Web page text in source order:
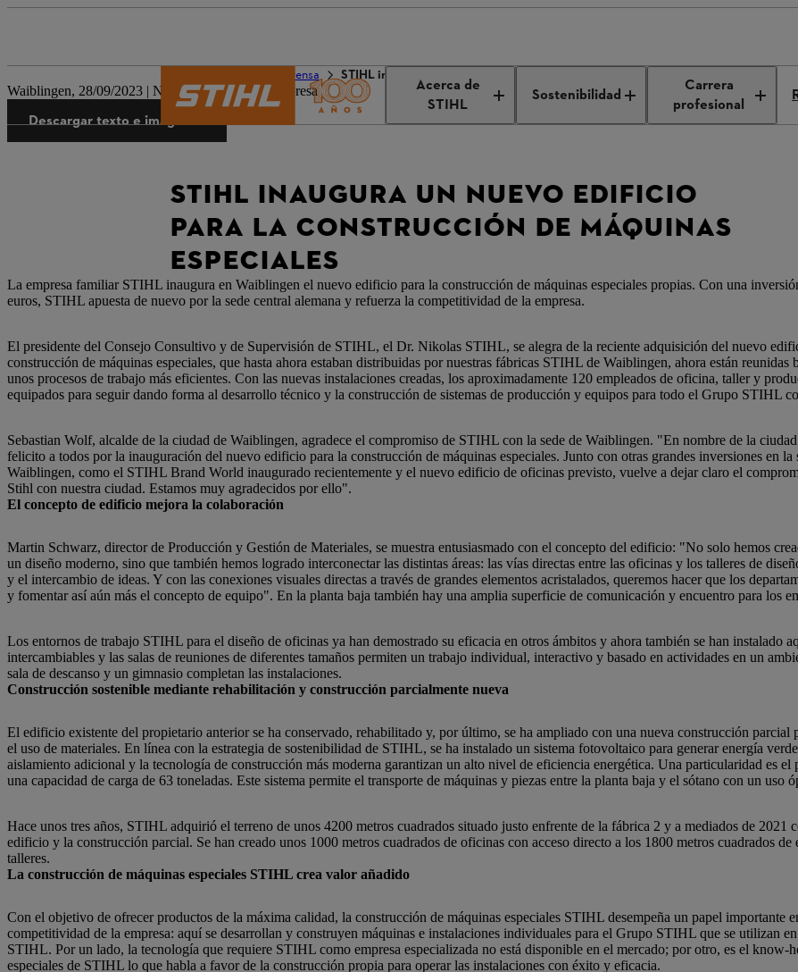
Acerca de
STIHL
Sostenibilidad
Carrera
profesional
Prensa STIHL inaugura un nuevo edificio para la construcción de máquinas especiales
Waiblingen, 28/09/2023 | Nota de prensa de la empresa
Descargar texto e imágenes
STIHL INAUGURA UN NUEVO EDIFICIO
PARA LA CONSTRUCCIÓN DE MÁQUINAS
ESPECIALES
La empresa familiar STIHL inaugura en Waiblingen el nuevo edificio para la construcción de máquinas especiales propias. Con una
euros, STIHL apuesta de nuevo por la sede central alemana y refuerza la competitividad de la empresa.
El presidente del Consejo Consultivo y de Supervisión de STIHL, el Dr. Nikolas STIHL, se alegra de la reciente adquisición del nuevo
construcción de máquinas especiales, que hasta ahora estaban distribuidas por nuestras fábricas STIHL de Waiblingen, ahora están reunidas
unos procesos de trabajo más eficientes. Con las nuevas instalaciones creadas, los aproximadamente 120 empleados de oficina, taller y
equipados para seguir dando forma al desarrollo técnico y la construcción de sistemas de producción y equipos para todo el Grupo STIHL
Sebastian Wolf, alcalde de la ciudad de Waiblingen, agradece el compromiso de STIHL con la sede de Waiblingen. "En nombre de la
felicito a todos por la inauguración del nuevo edificio para la construcción de máquinas especiales. Junto con otras grandes inversiones en la
Waiblingen, como el STIHL Brand World inaugurado recientemente y el nuevo edificio de oficinas previsto, vuelve a dejar claro el
Stihl con nuestra ciudad. Estamos muy agradecidos por ello".
El concepto de edificio mejora la colaboración
Martin Schwarz, director de Producción y Gestión de Materiales, se muestra entusiasmado con el concepto del edificio: "No solo hemos
un diseño moderno, sino que también hemos logrado interconectar las distintas áreas: las vías directas entre las oficinas y los talleres de
y el intercambio de ideas. Y con las conexiones visuales directas a través de grandes elementos acristalados, queremos hacer que los
y fomentar así aún más el concepto de equipo". En la planta baja también hay una amplia superficie de comunicación y encuentro para los
Los entornos de trabajo STIHL para el diseño de oficinas ya han demostrado su eficacia en otros ámbitos y ahora también se han instalado
intercambiables y las salas de reuniones de diferentes tamaños permiten un trabajo individual, interactivo y basado en actividades en un
sala de descanso y un gimnasio completan las instalaciones.
Construcción sostenible mediante rehabilitación y construcción parcialmente nueva
El edificio existente del propietario anterior se ha conservado, rehabilitado y, por último, se ha ampliado con una nueva construcción parcial
el uso de materiales. En línea con la estrategia de sostenibilidad de STIHL, se ha instalado un sistema fotovoltaico para generar energía
aislamiento adicional y la tecnología de construcción más moderna garantizan un alto nivel de eficiencia energética. Una particularidad es el
una capacidad de carga de 63 toneladas. Este sistema permite el transporte de máquinas y piezas entre la planta baja y el sótano con un uso
Hace unos tres años, STIHL adquirió el terreno de unos 4200 metros cuadrados situado justo enfrente de la fábrica 2 y a mediados de 2021
edificio y la construcción parcial. Se han creado unos 1000 metros cuadrados de oficinas con acceso directo a los 1800 metros cuadrados
talleres.
La construcción de máquinas especiales STIHL crea valor añadido
Con el objetivo de ofrecer productos de la máxima calidad, la construcción de máquinas especiales STIHL desempeña un papel importante
competitividad de la empresa: aquí se desarrollan y construyen máquinas e instalaciones individuales para el Grupo STIHL que se utilizan
STIHL. Por un lado, la tecnología que requiere STIHL como empresa especializada no está disponible en el mercado; por otro, es el know-
especiales de STIHL lo que habla a favor de la construcción propia para operar las instalaciones con éxito y eficacia.